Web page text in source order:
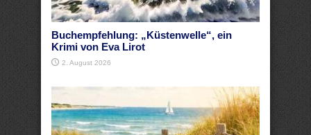
Buchempfehlung: „Küstenwelle“, ein
Krimi von Eva Lirot
2. August 2026